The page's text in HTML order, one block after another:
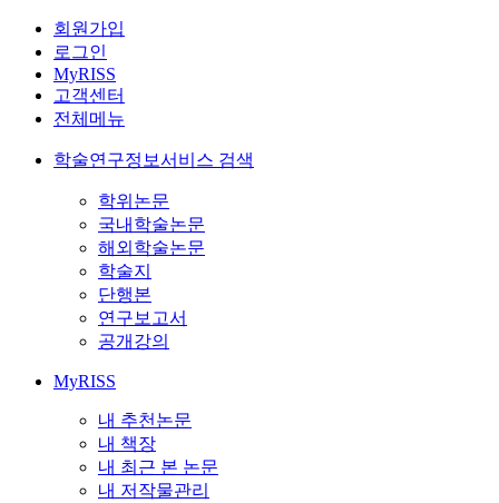
회원가입
로그인
MyRISS
고객센터
전체메뉴
학술연구정보서비스 검색
학위논문
국내학술논문
해외학술논문
학술지
단행본
연구보고서
공개강의
MyRISS
내 추천논문
내 책장
내 최근 본 논문
내 저작물관리